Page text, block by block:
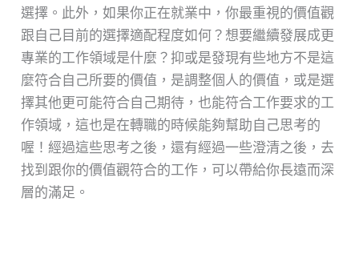
選擇。此外，如果你正在就業中，你最重視的價值觀
跟自己目前的選擇適配程度如何？想要繼續發展成更
專業的工作領域是什麼？抑或是發現有些地方不是這
麼符合自己所要的價值，是調整個人的價值，或是選
擇其他更可能符合自己期待，也能符合工作要求的工
作領域，這也是在轉職的時候能夠幫助自己思考的
喔！經過這些思考之後，還有經過一些澄清之後，去
找到跟你的價值觀符合的工作，可以帶給你長遠而深
層的滿足。